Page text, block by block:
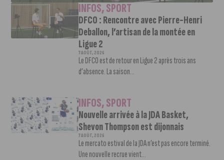
INFOS,SPORT
DFCO : Rencontre avec Pierre-Henri
Deballon, l’artisan de la montée en
Ligue 2
7 AOÛT, 2026
Le DFCO est de retour en Ligue 2 après trois ans
d’absence. La saison...
INFOS,SPORT
Nouvelle arrivée à la JDA Basket,
Shevon Thompson est dijonnais
7 AOÛT, 2026
Le mercato estival de la JDA n’est pas encore terminé.
Une nouvelle recrue vient...